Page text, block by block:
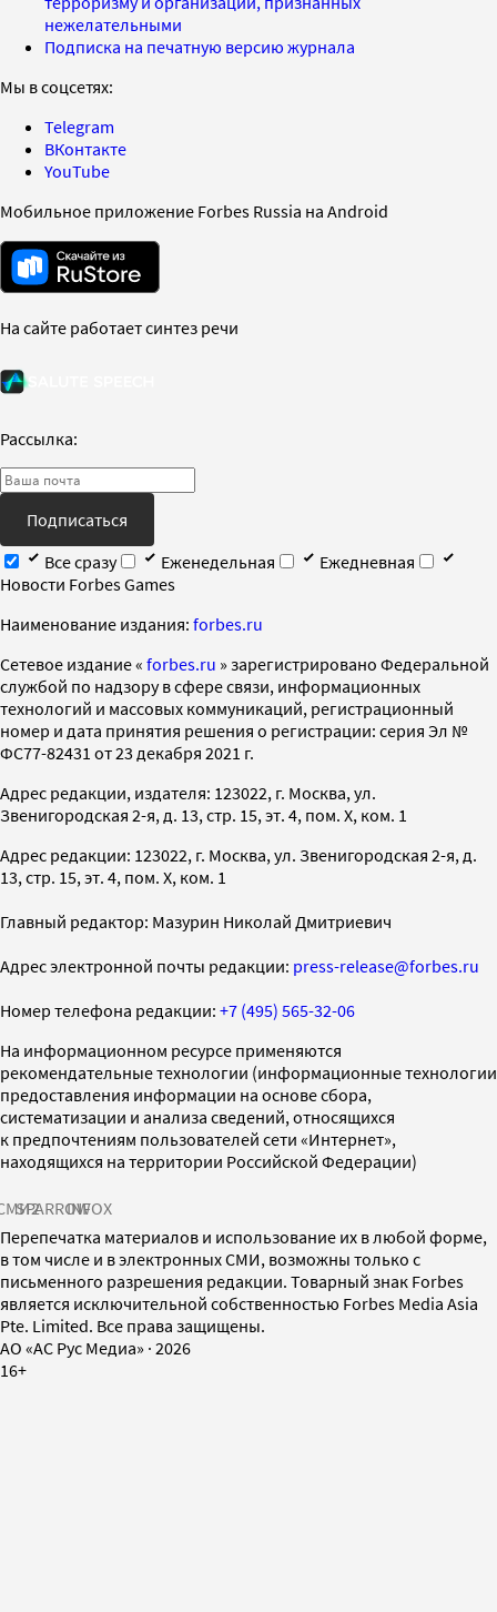
нежелательными
Подписка на печатную версию журнала
Мы в соцсетях:
Telegram
ВКонтакте
YouTube
Мобильное приложение Forbes Russia на Android
На сайте работает синтез речи
Рассылка:
Подписаться
Все сразу
Еженедельная
Ежедневная
Новости Forbes Games
Наименование издания: forbes.ru
Cетевое издание « forbes.ru » зарегистрировано Федеральной
службой по надзору в сфере связи, информационных
технологий и массовых коммуникаций, регистрационный
номер и дата принятия решения о регистрации: серия Эл №
ФС77-82431 от 23 декабря 2021 г.
Адрес редакции, издателя: 123022, г. Москва, ул.
Звенигородская 2-я, д. 13, стр. 15, эт. 4, пом. X, ком. 1
Адрес редакции: 123022, г. Москва, ул. Звенигородская 2-я, д.
13, стр. 15, эт. 4, пом. X, ком. 1
Главный редактор: Мазурин Николай Дмитриевич
Адрес электронной почты редакции: press-release@forbes.ru
Номер телефона редакции: +7 (495) 565-32-06
На информационном ресурсе применяются
рекомендательные технологии (информационные технологии
предоставления информации на основе сбора,
систематизации и анализа сведений, относящихся
к предпочтениям пользователей сети «Интернет»,
находящихся на территории Российской Федерации)
SPARROWINFOX
Перепечатка материалов и использование их в любой форме,
в том числе и в электронных СМИ, возможны только с
письменного разрешения редакции. Товарный знак Forbes
является исключительной собственностью Forbes Media Asia
Pte. Limited. Все права защищены.
AO «АС Рус Медиа» · 2026
16+